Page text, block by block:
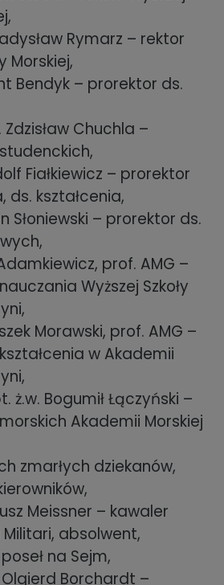
Rymarz – rektor
Morskiej,
Bendyk – prorektor ds.
Zdzisław Chuchla –
Fiałkiewicz – prorektor
ds. kształcenia,
Słoniewski – prorektor ds.
prof. AMG –
Wyższej Szkoły
Morawski, prof. AMG –
w Akademii
ż.w. Bogumił Łączyński –
Akademii Morskiej
zmarłych dziekanów,
Meissner – kawaler
absolwent,
na Sejm,
Olgierd Borchardt –